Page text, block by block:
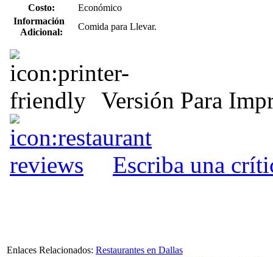
Costo:
Económico
Información
Adicional:
Comida para Llevar.
Versión Para
Escriba una
Enlaces Relacionados: Restaurantes en Dallas